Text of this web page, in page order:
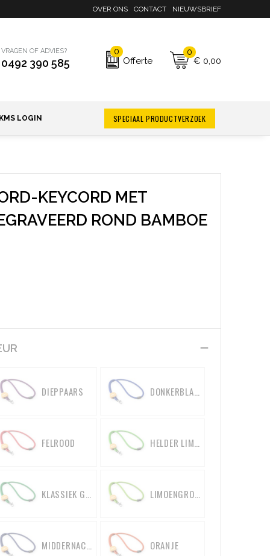
OVER ONS CONTACT NIEUWSBRIEF
VRAGEN OF ADVIES?
0492 390 585
0
Offerte
0
€ 0,00
LOGIN SPECIAAL PRODUCTVERZOEK
KEYCORD MET
ROND BAMBOE
DIEPPAARS
FELROOD
ORANJE